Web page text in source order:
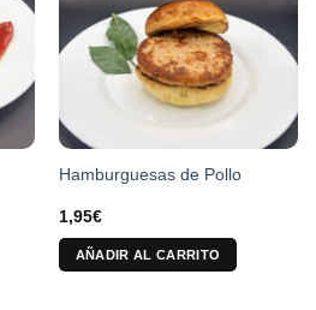
Hamburguesas de Pollo
1,95€
AÑADIR AL CARRITO